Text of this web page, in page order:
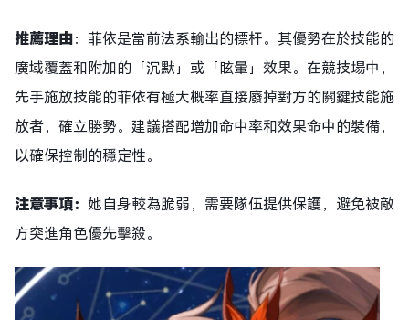
推薦理由：菲依是當前法系輸出的標杆。其優勢在於技能的
廣域覆蓋和附加的「沉默」或「眩暈」效果。在競技場中，
先手施放技能的菲依有極大概率直接廢掉對方的關鍵技能施
放者，確立勝勢。建議搭配增加命中率和效果命中的裝備，
以確保控制的穩定性。
注意事項： 她自身較為脆弱，需要隊伍提供保護，避免被敵
方突進角色優先擊殺。